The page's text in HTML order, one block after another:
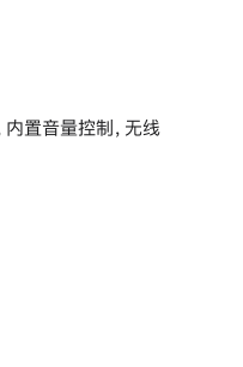
内置音量控制，无线